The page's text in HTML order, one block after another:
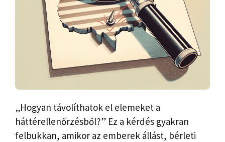
„Hogyan távolíthatok el elemeket a
háttérellenőrzésből?” Ez a kérdés gyakran
felbukkan, amikor az emberek állást, bérleti